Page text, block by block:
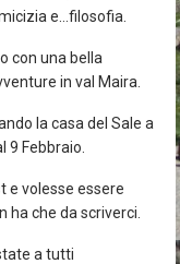
e…filosofia.
con una bella
in val Maira.
la casa del Sale a
9 Febbraio.
e volesse essere
che da scriverci.
a tutti